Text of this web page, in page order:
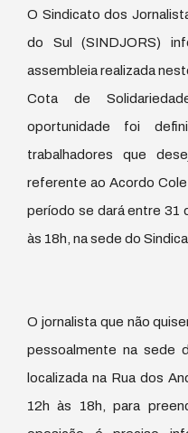
O Sindicato dos
do Sul (SINDJORS)
assembleia realizada
Cota de
oportunidade foi
trabalhadores que
referente ao Acordo
período se dará entre 31
às 18h, na sede do
O jornalista que não
pessoalmente na sede
localizada na Rua dos
12h às 18h, para